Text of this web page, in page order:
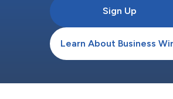
Sign Up
Learn About Business